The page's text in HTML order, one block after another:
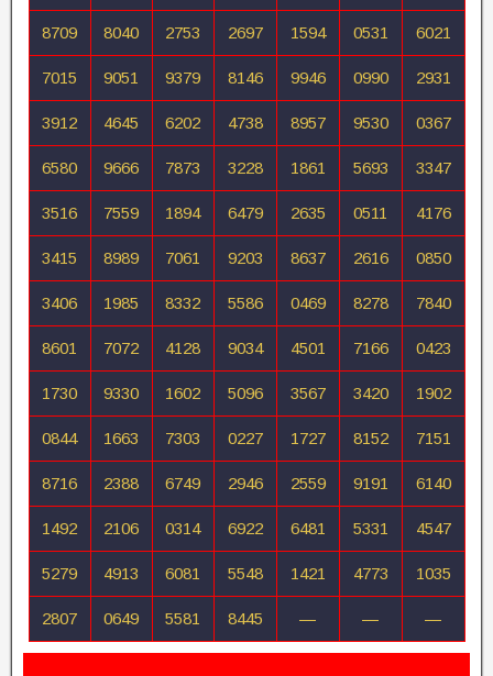
8709 8040 2753 2697 1594 0531 6021
7015 9051 9379 8146 9946 0990 2931
3912 4645 6202 4738 8957 9530 0367
6580 9666 7873 3228 1861 5693 3347
3516 7559 1894 6479 2635 0511 4176
3415 8989 7061 9203 8637 2616 0850
3406 1985 8332 5586 0469 8278 7840
8601 7072 4128 9034 4501 7166 0423
1730 9330 1602 5096 3567 3420 1902
0844 1663 7303 0227 1727 8152 7151
8716 2388 6749 2946 2559 9191 6140
1492 2106 0314 6922 6481 5331 4547
5279 4913 6081 5548 1421 4773 1035
2807 0649 5581 8445 — — —